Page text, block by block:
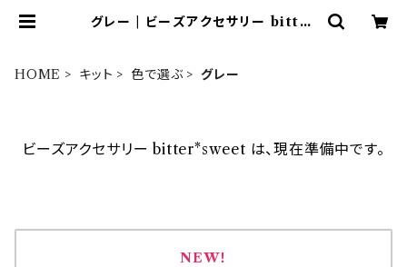
グレー | ビーズアクセサリー bitter
HOME キット 色で選ぶ グレー
ビーズアクセサリー bitter*sweet は、現在準備中です。
NEW！